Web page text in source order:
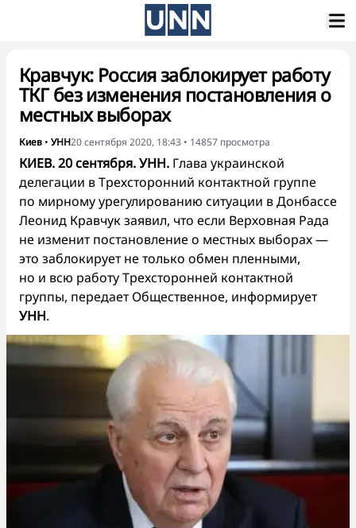
Кравчук: Россия заблокирует работу
ТКГ без изменения постановления о
местных выборах
Киев • УНН20 сентября 2020, 18:43 • 14857 просмотра
КИЕВ. 20 сентября. УНН. Глава украинской
делегации в Трехсторонний контактной группе
по мирному урегулированию ситуации в Донбассе
Леонид Кравчук заявил, что если Верховная Рада
не изменит постановление о местных выборах —
это заблокирует не только обмен пленными,
но и всю работу Трехсторонней контактной
группы, передает Общественное, информирует
УНН.